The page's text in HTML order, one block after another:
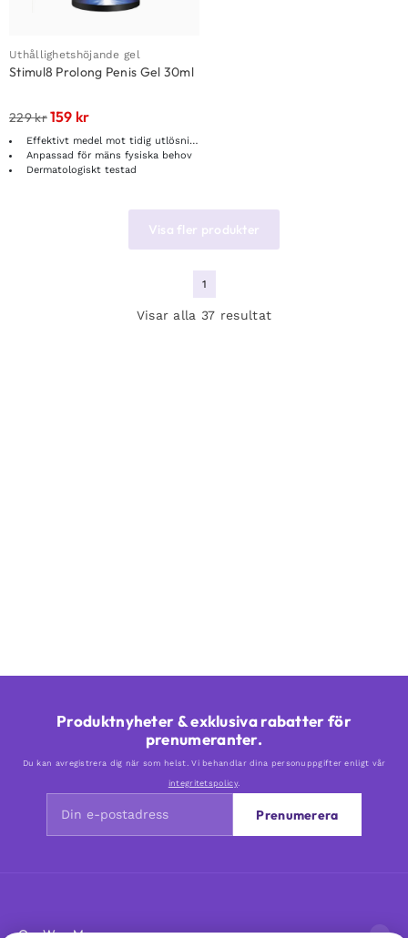
Uthållighetshöjande gel
Stimul8 Prolong Penis Gel 30ml
229kr159 kr
Effektivt medel mot tidig utlösning
Anpassad för mäns fysiska behov
Dermatologiskt testad
Visa fler produkter
1
Visar alla 37 resultat
Produktnyheter & exklusiva rabatter för
prenumeranter.
Du kan avregistrera dig när som helst. Vi behandlar dina personuppgifter enligt vår
integritetspolicy.
Prenumerera